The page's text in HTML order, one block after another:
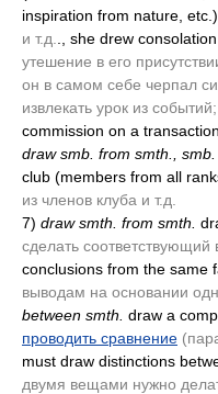
inspiration from nature, etc.)
и т.д.
., she drew
утешение в его
он в самом себе черпал
извлекать урок из событий;
commission on a transaction
draw smb. from smth., smb.
club (members from all
из членов клуба и т.д.
7) draw smth. from smth.
сделать соответствующий
conclusions from the same
выводам на основании
between smth. draw a
проводить сравнение
must draw distinctions
двумя вещами нужно